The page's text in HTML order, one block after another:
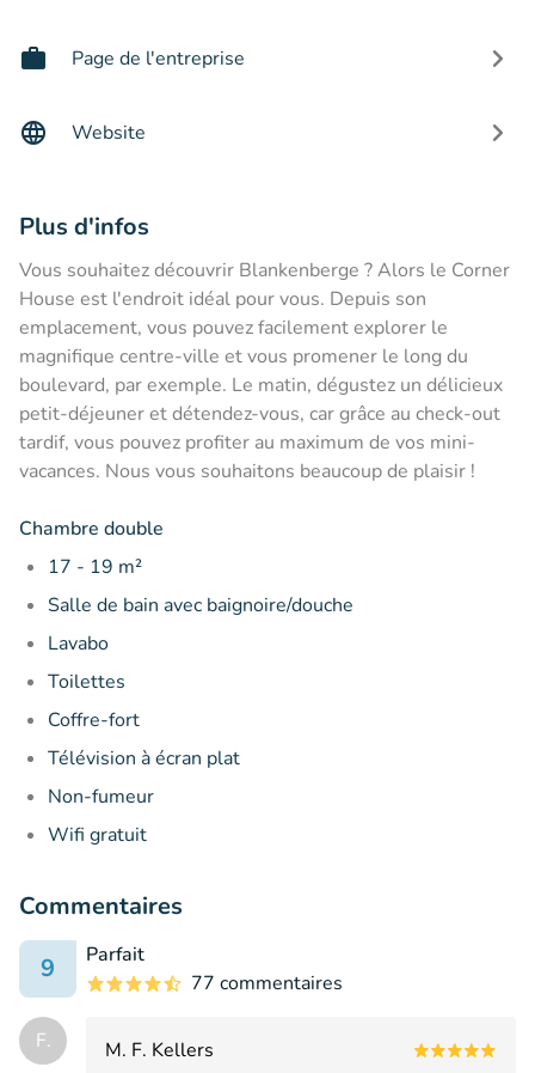
Page de l'entreprise
Website
Plus d'infos
Vous souhaitez découvrir Blankenberge ? Alors le Corner
House est l'endroit idéal pour vous. Depuis son
emplacement, vous pouvez facilement explorer le
magnifique centre-ville et vous promener le long du
boulevard, par exemple. Le matin, dégustez un délicieux
petit-déjeuner et détendez-vous, car grâce au check-out
tardif, vous pouvez profiter au maximum de vos mini-
vacances. Nous vous souhaitons beaucoup de plaisir !
Chambre double
17 - 19 m²
Salle de bain avec baignoire/douche
Lavabo
Toilettes
Coffre-fort
Télévision à écran plat
Non-fumeur
Wifi gratuit
Commentaires
9
Parfait
77 commentaires
F. M. F. Kellers